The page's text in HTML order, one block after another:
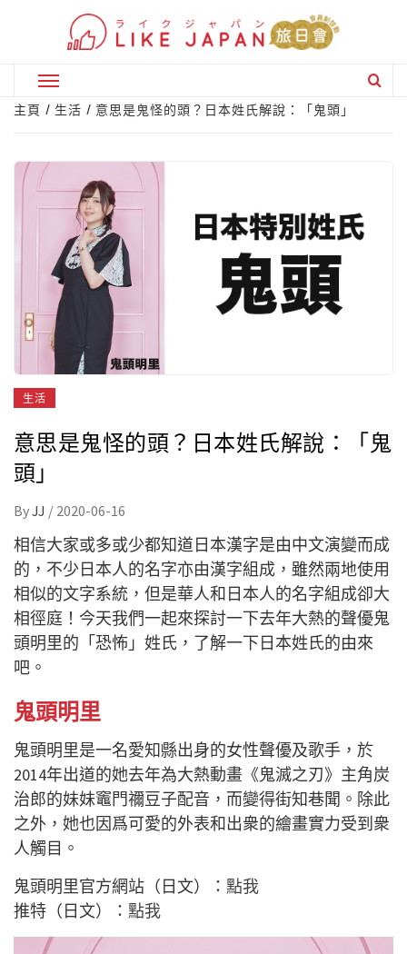
Primary
Menu
主頁 生活 意思是鬼怪的頭？日本姓氏解說：「鬼頭」
生活
意思是鬼怪的頭？日本姓氏解說：「鬼
頭」
ByJJ / 2020-06-16
相信大家或多或少都知道日本漢字是由中文演變而成
的，不少日本人的名字亦由漢字組成，雖然兩地使用
相似的文字系統，但是華人和日本人的名字組成卻大
相徑庭！今天我們一起來探討一下去年大熱的聲優鬼
頭明里的「恐怖」姓氏，了解一下日本姓氏的由來
吧。
鬼頭明里
鬼頭明里是一名愛知縣出身的女性聲優及歌手，於
2014年出道的她去年為大熱動畫《鬼滅之刃》主角炭
治郎的妹妹竈門禰豆子配音，而變得街知巷聞。除此
之外，她也因爲可愛的外表和出衆的繪畫實力受到衆
人觸目。
鬼頭明里官方網站（日文）： 點我
推特（日文）： 點我